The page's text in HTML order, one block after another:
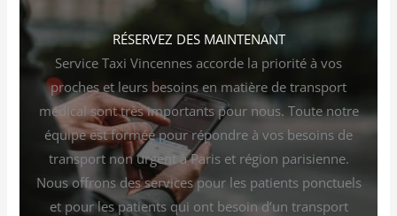
RÉSERVEZ DES MAINTENANT
Service Taxi Vincennes accorde la priorité à vos
proches et leurs besoins en matière de transport
médical sont très importants pour nous. Toute notre
équipe est formée pour répondre à vos besoins de
transport non urgent à Paris et région parisienne.
Nous offrons des services pour les patients ponctuels
et pour les patients qui ont besoin d’un transport